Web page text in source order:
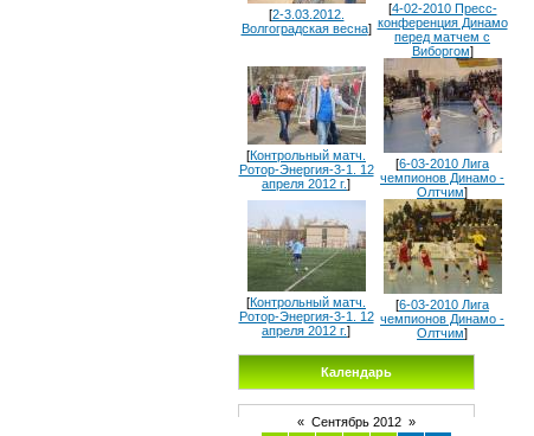
[2-3.03.2012.
Волгоградская весна]
[4-02-2010 Пресс-
конференция Динамо
перед матчем с
Виборгом]
[Контрольный матч.
Ротор-Энергия-3-1. 12
апреля 2012 г.]
[6-03-2010 Лига
чемпионов Динамо -
Олтчим]
[Контрольный матч.
Ротор-Энергия-3-1. 12
апреля 2012 г.]
[6-03-2010 Лига
чемпионов Динамо -
Олтчим]
Календарь
« Сентябрь 2012 »